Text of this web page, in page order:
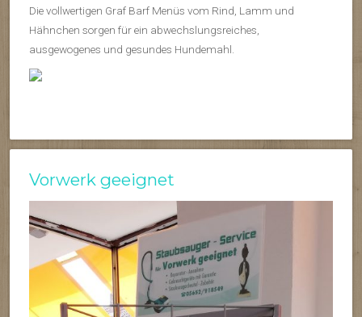
Die vollwertigen Graf Barf Menüs vom Rind, Lamm und
Hähnchen sorgen für ein abwechslungsreiches,
ausgewogenes und gesundes Hundemahl.
Vorwerk geeignet